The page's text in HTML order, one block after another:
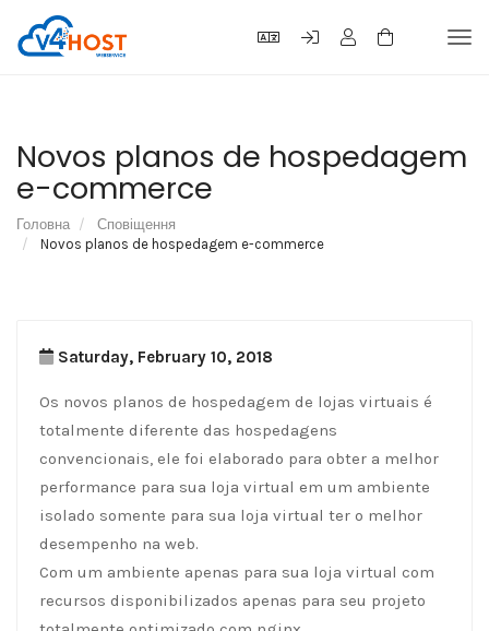
Novos planos de hospedagem
e-commerce
Головна
Сповіщення
Novos planos de hospedagem e-commerce
Saturday, February 10, 2018
Os novos planos de hospedagem de lojas virtuais é
totalmente diferente das hospedagens
convencionais, ele foi elaborado para obter a melhor
performance para sua loja virtual em um ambiente
isolado somente para sua loja virtual ter o melhor
desempenho na web.
Com um ambiente apenas para sua loja virtual com
recursos disponibilizados apenas para seu projeto